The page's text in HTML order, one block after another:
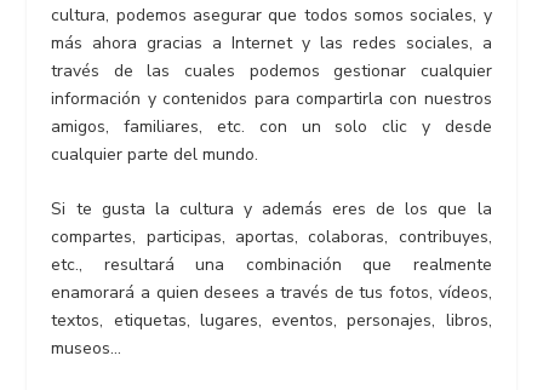
cultura, podemos asegurar que todos somos sociales, y
más ahora gracias a Internet y las redes sociales, a
través de las cuales podemos gestionar cualquier
información y contenidos para compartirla con nuestros
amigos, familiares, etc. con un solo clic y desde
cualquier parte del mundo.
Si te gusta la cultura y además eres de los que la
compartes, participas, aportas, colaboras, contribuyes,
etc., resultará una combinación que realmente
enamorará a quien desees a través de tus fotos, vídeos,
textos, etiquetas, lugares, eventos, personajes, libros,
museos…